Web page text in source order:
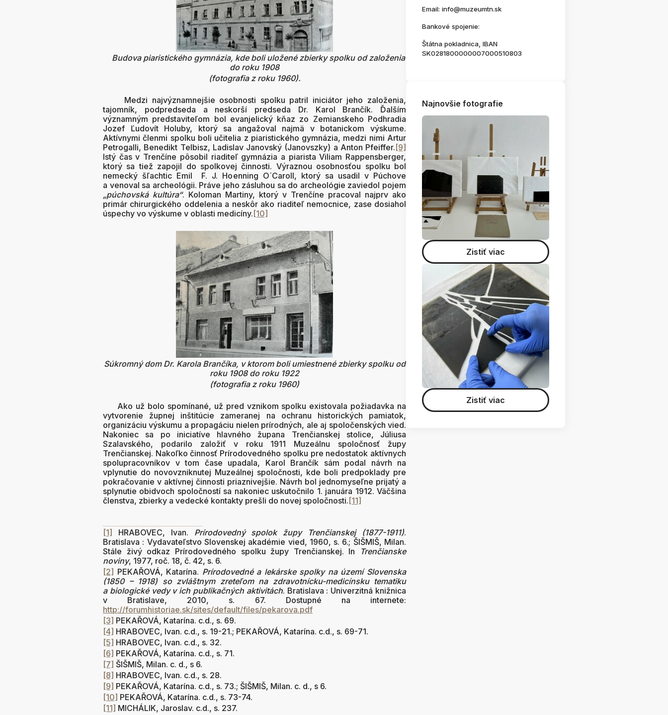
Budova piaristického gymnázia, kde boli uložené zbierky spolku od založenia
do roku 1908
(fotografia z roku 1960).
Medzi najvýznamnejšie osobnosti spolku patril iniciátor jeho založenia,
tajomník, podpredseda a neskorší predseda Dr. Karol Brančík. Ďalším
významným predstaviteľom bol evanjelický kňaz zo Zemianskeho Podhradia
Jozef Ľudovít Holuby, ktorý sa angažoval najmä v botanickom výskume.
Aktívnymi členmi spolku boli učitelia z piaristického gymnázia, medzi nimi Artur
Petrogalli, Benedikt Telbisz, Ladislav Janovský (Janovszky) a Anton Pfeiffer.[9]
Istý čas v Trenčíne pôsobil riaditeľ gymnázia a piarista Viliam Rappensberger,
ktorý sa tiež zapojil do spolkovej činnosti. Výraznou osobnosťou spolku bol
nemecký šľachtic Emil F. J. Hoenning O´Caroll, ktorý sa usadil v Púchove
a venoval sa archeológii. Práve jeho zásluhou sa do archeológie zaviedol pojem
„púchovská kultúra“. Koloman Martiny, ktorý v Trenčíne pracoval najprv ako
primár chirurgického oddelenia a neskôr ako riaditeľ nemocnice, zase dosiahol
úspechy vo výskume v oblasti medicíny.[10]
Súkromný dom Dr. Karola Brančíka, v ktorom boli umiestnené zbierky spolku od
roku 1908 do roku 1922
(fotografia z roku 1960)
Ako už bolo spomínané, už pred vznikom spolku existovala požiadavka na
vytvorenie župnej inštitúcie zameranej na ochranu historických pamiatok,
organizáciu výskumu a propagáciu nielen prírodných, ale aj spoločenských vied.
Nakoniec sa po iniciatíve hlavného župana Trenčianskej stolice, Júliusa
Szalavského, podarilo založiť v roku 1911 Muzeálnu spoločnosť župy
Trenčianskej. Nakoľko činnosť Prírodovedného spolku pre nedostatok aktívnych
spolupracovníkov v tom čase upadala, Karol Brančík sám podal návrh na
vplynutie do novovzniknutej Muzeálnej spoločnosti, kde boli predpoklady pre
pokračovanie v aktívnej činnosti priaznivejšie. Návrh bol jednomyseľne prijatý a
splynutie obidvoch spoločností sa nakoniec uskutočnilo 1. januára 1912. Väčšina
členstva, zbierky a vedecké kontakty prešli do novej spoločnosti.[11]
[1] HRABOVEC, Ivan. Prírodovedný spolok župy Trenčianskej (1877-1911).
Bratislava : Vydavateľstvo Slovenskej akadémie vied, 1960, s. 6.; ŠIŠMIŠ, Milan.
Stále živý odkaz Prírodovedného spolku župy Trenčianskej. In
Trenčianske
noviny, 1977, roč. 18, č. 42, s. 6.
[2] PEKAŘOVÁ, Katarína. Prírodovedné a lekárske spolky na území Slovenska
(1850 – 1918) so zvláštnym zreteľom na zdravotnícku-medicínsku tematiku
a biologické vedy v ich publikačných aktivitách. Bratislava : Univerzitná knižnica
v Bratislave, 2010, s. 67. Dostupné na internete:
http://forumhistoriae.sk/sites/default/files/pekarova.pdf
[3] PEKAŘOVÁ, Katarína. c.d., s. 69.
[4] HRABOVEC, Ivan. c.d., s. 19-21.; PEKAŘOVÁ, Katarína. c.d., s. 69-71.
[5] HRABOVEC, Ivan. c.d., s. 32.
[6] PEKAŘOVÁ, Katarína. c.d., s. 71.
[7] ŠIŠMIŠ, Milan. c. d., s 6.
[8] HRABOVEC, Ivan. c.d., s. 28.
[9] PEKAŘOVÁ, Katarína. c.d., s. 73.; ŠIŠMIŠ, Milan. c. d., s 6.
[10] PEKAŘOVÁ, Katarína. c.d., s. 73-74.
[11] MICHÁLIK, Jaroslav. c.d., s. 237.
Email: info@muzeumtn.sk
Bankové spojenie:
Štátna pokladnica, IBAN
SK0281800000007000510803
Najnovšie fotografie
Zistiť viac
Zistiť viac